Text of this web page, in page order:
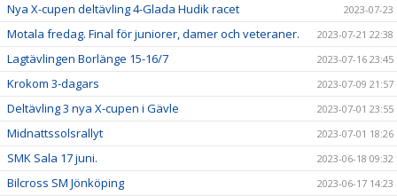
Nya X-cupen deltävling 4-Glada Hudik racet 2023-07-23
Motala fredag. Final för juniorer, damer och veteraner. 2023-07-21 22:38
Lagtävlingen Borlänge 15-16/7 2023-07-16 23:45
Krokom 3-dagars 2023-07-09 21:57
Deltävling 3 nya X-cupen i Gävle 2023-07-01 23:55
Midnattssolsrallyt 2023-07-01 18:26
SMK Sala 17 juni. 2023-06-18 09:32
Bilcross SM Jönköping 2023-06-17 14:23